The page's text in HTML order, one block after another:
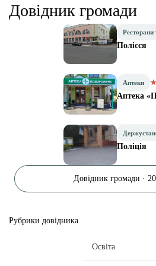
Довідник громади
Ресторани
Полісся
Аптеки ★
Аптека
Поліція
Довідник громади ·
Рубрики довідника
Освіта